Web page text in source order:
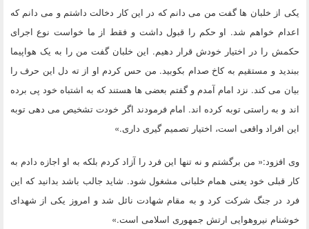
یکی از خلبان ها گفت من می دانم که در این کار دخالت داشتم و می دانم که
اعدام خواهم شد. او حکم را قبول داشت و فقط از ما خواست نوع اجرای
حکمش را در اختیار خودش قرار دهیم. این خلبان گفت من را به یک هواپیما
ببندید و مستقیم به کاخ صدام بکوبید. من حس کردم او از ته دل این حرف را
بیان می کند. نزد امام آمدم و گفتم بعضی ها هستند که به اشتباه خود پی برده
اند و به راستی توبه کرده اند. امام فرمودند اگر خودت تشخیص می دهی توبه
این افراد واقعی است، اختیار تصمیم گیری داری.»
وی افزود:« من برگشتم و نه تنها این فرد را آزاد کردم بلکه به او اجازه دادم به
کار قبلی خود یعنی همام خلبانی مشغول شود. شاید جالب باشد بدانید که این
فرد در جنگ شرکت کرد و به مقام شهادت نائل شد و امروز یکی از شهدای
خوشنام نیروهوایی ارتش جمهوری اسلامی است.»